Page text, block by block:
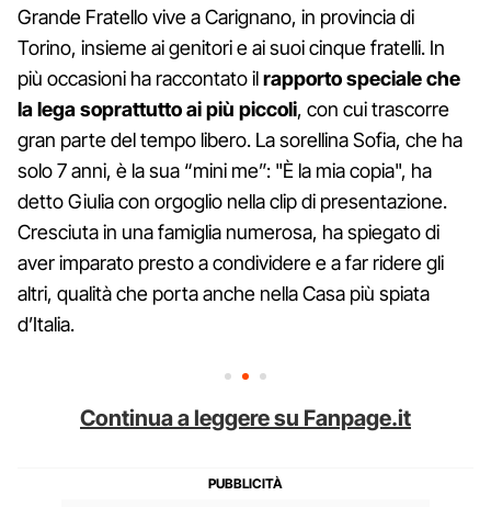
Grande Fratello vive a Carignano, in provincia di
Torino, insieme ai genitori e ai suoi cinque fratelli. In
più occasioni ha raccontato ilrapporto speciale che
la lega soprattutto ai più piccoli, con cui trascorre
gran parte del tempo libero. La sorellina Sofia, che ha
solo 7 anni, è la sua “mini me”: "È la mia copia", ha
detto Giulia con orgoglio nella clip di presentazione.
Cresciuta in una famiglia numerosa, ha spiegato di
aver imparato presto a condividere e a far ridere gli
altri, qualità che porta anche nella Casa più spiata
d’Italia.
Continua a leggere su Fanpage.it